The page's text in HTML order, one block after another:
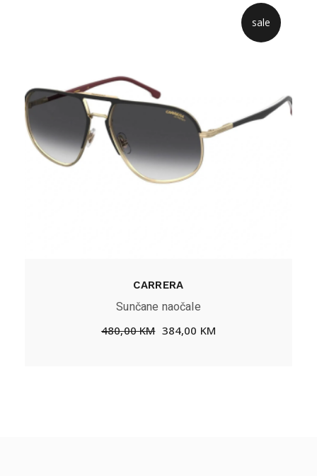
sale
CARRERA
Sunčane naočale
480,00KM 384,00 KM